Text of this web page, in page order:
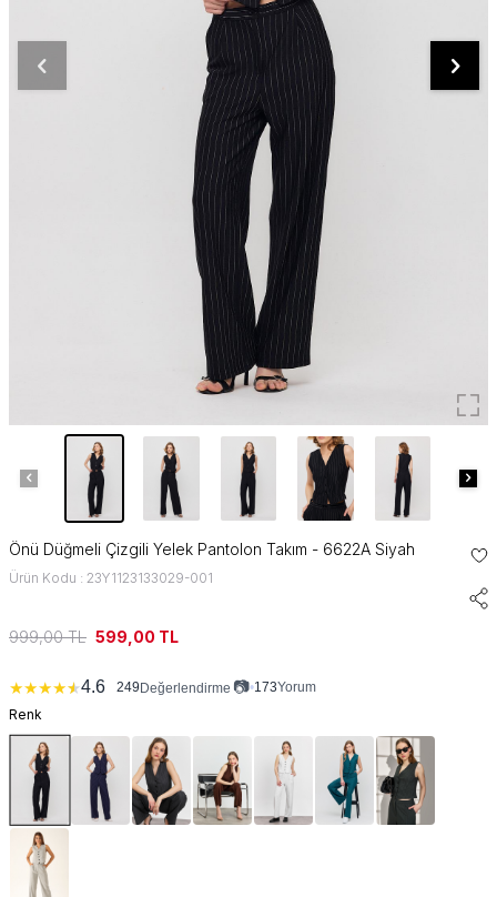
Önü Düğmeli Çizgili Yelek Pantolon Takım - 6622A Siyah
Ürün Kodu : 23Y1123133029-001
999,00TL 599,00 TL
★★★★★4.6 249Değerlendirme 📷•173Yorum
Renk